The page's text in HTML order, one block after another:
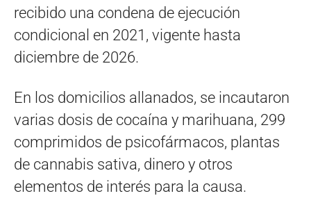
recibido una condena de ejecución
condicional en 2021, vigente hasta
diciembre de 2026.
En los domicilios allanados, se incautaron
varias dosis de cocaína y marihuana, 299
comprimidos de psicofármacos, plantas
de cannabis sativa, dinero y otros
elementos de interés para la causa.